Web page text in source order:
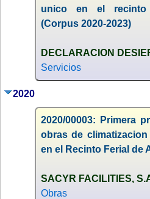
unico en el recinto
(Corpus 2020-2023)
DECLARACION
Servicios
2020
2020/00003: Primera
obras de
en el Recinto Ferial de
SACYR FACILITIES,
Obras